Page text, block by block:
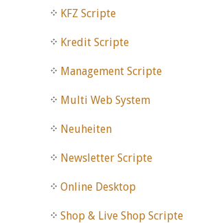
KFZ Scripte
Kredit Scripte
Management Scripte
Multi Web System
Neuheiten
Newsletter Scripte
Online Desktop
Shop & Live Shop Scripte